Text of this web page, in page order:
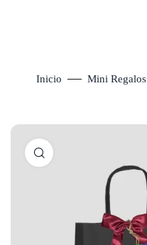
Inicio Mini Regalos